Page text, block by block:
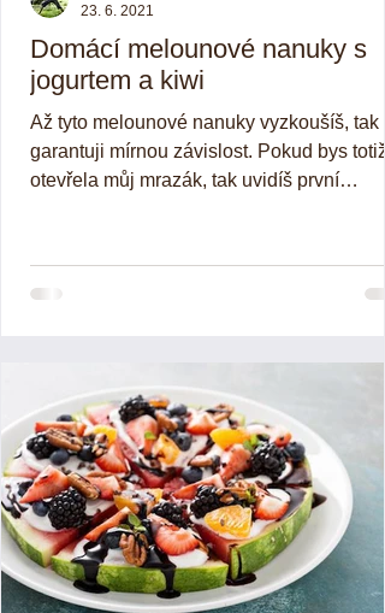
Domácí melounové nanuky s
jogurtem a kiwi
Až tyto melounové nanuky vyzkoušíš, tak ti
garantuji mírnou závislost. Pokud bys totiž
otevřela můj mrazák, tak uvidíš první
23. 6. 2021